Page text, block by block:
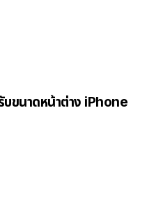
ขนาดหน้าต่าง iPhone